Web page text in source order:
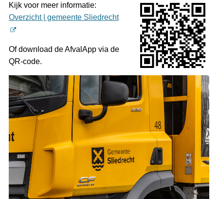
Kijk voor meer informatie:
Overzicht | gemeente Sliedrecht
Of download de AfvalApp via de
QR-code.